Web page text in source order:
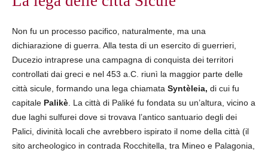
Non fu un processo pacifico, naturalmente, ma una
dichiarazione di guerra. Alla testa di un esercito di guerrieri,
Ducezio intraprese una campagna di conquista dei territori
controllati dai greci e nel 453 a.C. riunì la maggior parte delle
città sicule, formando una lega chiamata Syntèleia, di cui fu
capitale Palikè . La città di Paliké fu fondata su un’altura, vicino a
due laghi sulfurei dove si trovava l’antico santuario degli dei
Palici, divinità locali che avrebbero ispirato il nome della città (il
sito archeologico in contrada Rocchitella, tra Mineo e Palagonia,